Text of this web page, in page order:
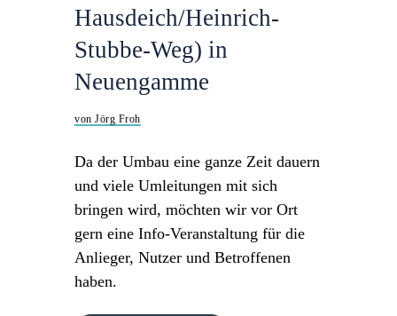
Hausdeich/Heinrich-
Stubbe-Weg) in
Neuengamme
von Jörg Froh
Da der Umbau eine ganze Zeit dauern
und viele Umleitungen mit sich
bringen wird, möchten wir vor Ort
gern eine Info-Veranstaltung für die
Anlieger, Nutzer und Betroffenen
haben.